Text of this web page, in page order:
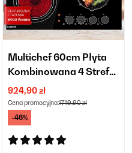
Multichef 60cm Płyta
Kombinowana 4 Strefy
Gotowania Czarne
Szkło
924,90 zł
Cena promocyjna:1719,90 zł
-46%